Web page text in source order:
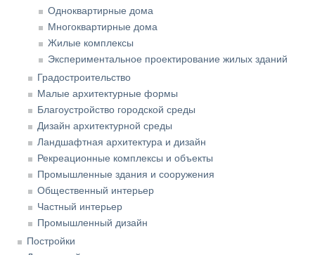
Одноквартирные дома
Многоквартирные дома
Жилые комплексы
Экспериментальное проектирование жилых зданий
Градостроительство
Малые архитектурные формы
Благоустройство городской среды
Дизайн архитектурной среды
Ландшафтная архитектура и дизайн
Рекреационные комплексы и объекты
Промышленные здания и сооружения
Общественный интерьер
Частный интерьер
Промышленный дизайн
Постройки